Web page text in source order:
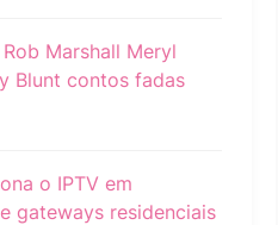
Marshall Meryl
Blunt contos fadas
o IPTV em
gateways residenciais